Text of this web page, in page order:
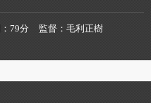
79分 監督
毛利正樹